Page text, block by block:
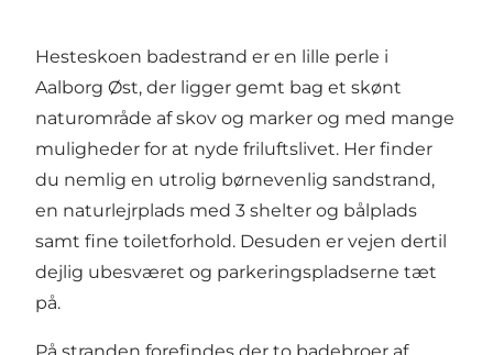
Hesteskoen badestrand er en lille perle i
Aalborg Øst, der ligger gemt bag et skønt
naturområde af skov og marker og med mange
muligheder for at nyde friluftslivet. Her finder
du nemlig en utrolig børnevenlig sandstrand,
en naturlejrplads med 3 shelter og bålplads
samt fine toiletforhold. Desuden er vejen dertil
dejlig ubesværet og parkeringspladserne tæt
på.